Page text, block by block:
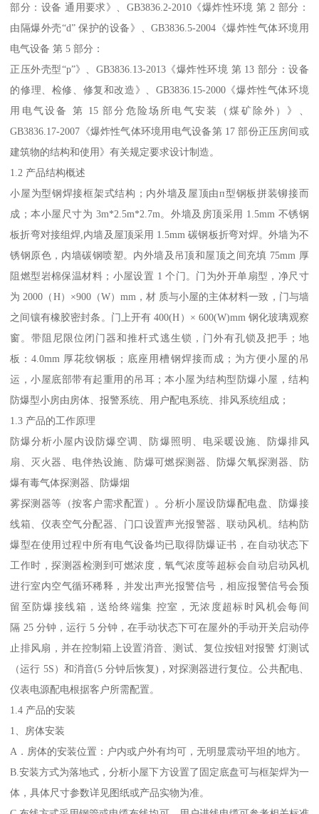
部分：设备 通用要求》、GB3836.2-2010《爆炸性环境 第 2 部分：
由隔爆外壳“d” 保护的设备》、GB3836.5-2004《爆炸性气体环境用
电气设备 第 5 部分：
正压外壳型“p”》、GB3836.13-2013《爆炸性环境 第 13 部分：设备
的修理、检修、修复和改造》、GB3836.15-2000《爆炸性气体环境
用电气设备 第 15 部分危险场所电气安装（煤矿除外）》、
GB3836.17-2007《爆炸性气体环境用电气设备第 17 部份正压房间或
建筑物的结构和使用》有关规定要求设计制造。
1.2 产品结构概述
小屋为型钢焊接框架式结构；内外墙及屋顶由п型钢板拼装铆接而
成；本小屋尺寸为 3m*2.5m*2.7m。外墙及房顶采用 1.5mm 不锈钢
板折弯对接组焊,内墙及屋顶采用 1.5mm 碳钢板折弯对焊。外墙为不
锈钢原色，内墙碳钢喷塑。内外墙及吊顶和屋顶之间充填 75mm 厚
阻燃型岩棉保温材料；小屋设置 1 个门。门为外开单扇型，净尺寸
为 2000（H）×900（W）mm，材 质与小屋的主体材料一致，门与墙
之间镶有橡胶密封条。门上开有 400(H）× 600(W)mm 钢化玻璃观察
窗。带阻尼限位闭门器和推杆式逃生锁，门外有孔锁及把手；地
板：4.0mm 厚花纹钢板；底座用槽钢焊接而成；为方便小屋的吊
运，小屋底部带有起重用的吊耳；本小屋为结构型防爆小屋，结构
防爆型小房由房体、报警系统、用户配电系统、排风系统组成；
1.3 产品的工作原理
防爆分析小屋内设防爆空调、防爆照明、电采暖设施、防爆排风
扇、灭火器、电伴热设施、防爆可燃探测器、防爆欠氧探测器、防
爆有毒气体探测器、防爆烟
雾探测器等（按客户需求配置）。分析小屋设防爆配电盘、防爆接
线箱、仪表空气分配器、门口设置声光报警器、联动风机。结构防
爆型在使用过程中所有电气设备均已取得防爆证书，在自动状态下
工作时，探测器检测到可燃浓度，氧气浓度等超标会自动启动风机
进行室内空气循环稀释，并发出声光报警信号，相应报警信号会预
留至防爆接线箱，送给终端集 控室，无浓度超标时风机会每间
隔 25 分钟，运行 5 分钟，在手动状态下可在屋外的手动开关启动停
止排风扇，并在控制箱上设置消音、测试、复位按钮对报警 灯测试
（运行 5S）和消音(5 分钟后恢复)，对探测器进行复位。公共配电、
仪表电源配电根据客户所需配置。
1.4 产品的安装
1、房体安装
A．房体的安装位置：户内或户外有均可，无明显震动平坦的地方。
B.安装方式为落地式，分析小屋下方设置了固定底盘可与框架焊为一
体，具体尺寸参数详见图纸或产品实物为准。